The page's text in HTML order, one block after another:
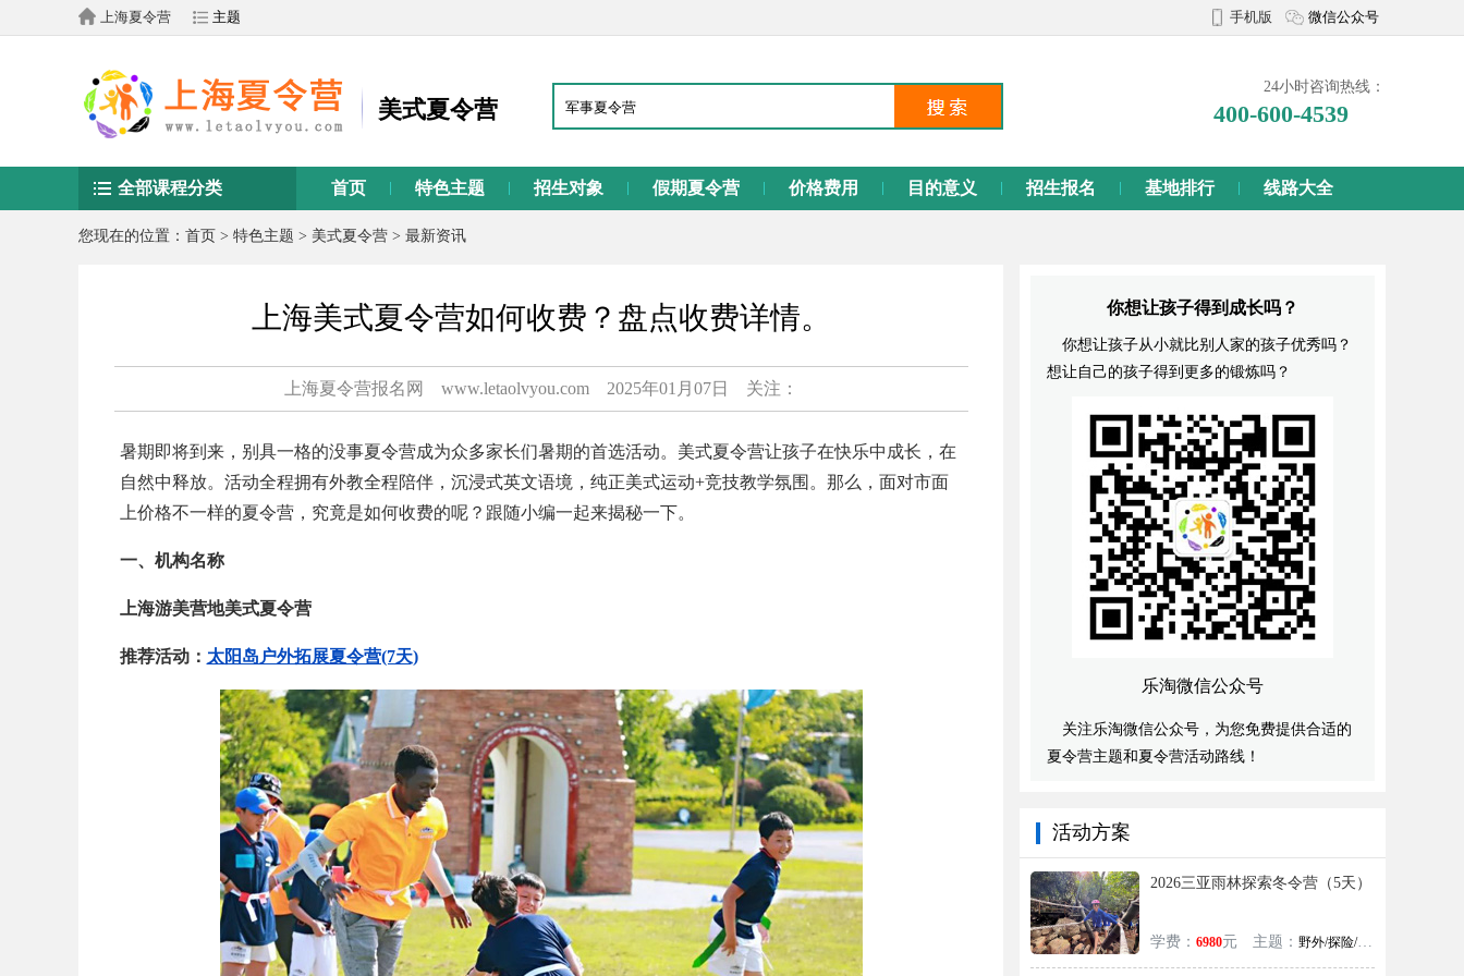
上海夏令营 主题 微信公众号
手机版
美式夏令营
24小时咨询热线：
400-600-4539
全部课程分类 首页 特色主题 招生对象 假期夏令营 价格费用 目的意义 招生报名 基地排行 线路大全
您现在的位置： 首页 > 特色主题 > 美式夏令营 > 最新资讯
上海美式夏令营如何收费？盘点收费详情。
上海夏令营报名网 www.letaolvyou.com 2025年01月07日 关注：
暑期即将到来，别具一格的没事夏令营成为众多家长们暑期的首选活动。美式夏令营让孩子在快乐中成长，在
自然中释放。活动全程拥有外教全程陪伴，沉浸式英文语境，纯正美式运动+竞技教学氛围。那么，面对市面
上价格不一样的夏令营，究竟是如何收费的呢？跟随小编一起来揭秘一下。
一、机构名称
上海游美营地美式夏令营
推荐活动： 太阳岛户外拓展夏令营(7天)
你想让孩子得到成长吗？
你想让孩子从小就比别人家的孩子优秀吗？
想让自己的孩子得到更多的锻炼吗？
乐淘微信公众号
关注乐淘微信公众号，为您免费提供合适的
夏令营主题和夏令营活动路线！
活动方案
2026三亚雨林探索冬令营（5天）
学费： 6980元 主题： 野外/探险/自然